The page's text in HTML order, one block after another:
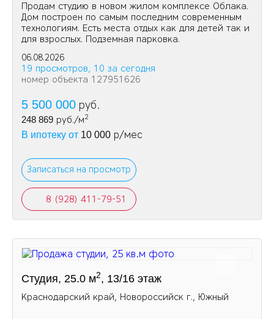
Продам студию в новом жилом комплексе Облака.
Дом построен по самым последним современным
технологиям. Есть места отдых как для детей так и
для взрослых. Подземная парковка.
06.08.2026
19 просмотров, 10 за сегодня
номер объекта 127951626
5 500 000 руб.
248 869 руб./м2
В ипотеку от 10 000 р/мес
Записаться на просмотр
8 (928) 411-79-51
Студия, 25.0 м2, 13/16 этаж
Краснодарский край, Новороссийск г., Южный